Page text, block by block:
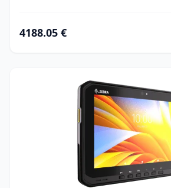
4188.05 €